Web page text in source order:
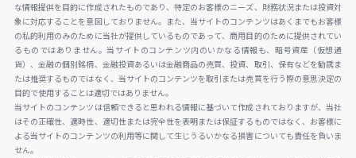
な情報提供を目的に作成されたものであり、特定のお客様のニーズ、財務状況または投資対
象に対応することを意図しておりません。また、当サイトのコンテンツはあくまでもお客様
の私的利用のみのために当社が提供しているものであって、商用目的のために提供されてい
るものではありません。当サイトのコンテンツ内のいかなる情報も、暗号資産（仮想通
貨）、金融の個別銘柄、金融投資あるいは金融商品の売買、投資、取引、保有などを勧誘ま
たは推奨するものではなく、当サイトのコンテンツを取引または売買を行う際の意思決定の
目的で使用することは適切ではありません。
当サイトのコンテンツは信頼できると思われる情報に基づいて作成されておりますが、当社
はその正確性、適時性、適切性または完全性を表明または保証するものではなく、お客様に
よる当サイトのコンテンツの利用等に関して生じうるいかなる損害についても責任を負いま
せん。